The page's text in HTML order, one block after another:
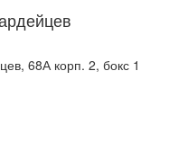
68А корп. 2, бокс 1